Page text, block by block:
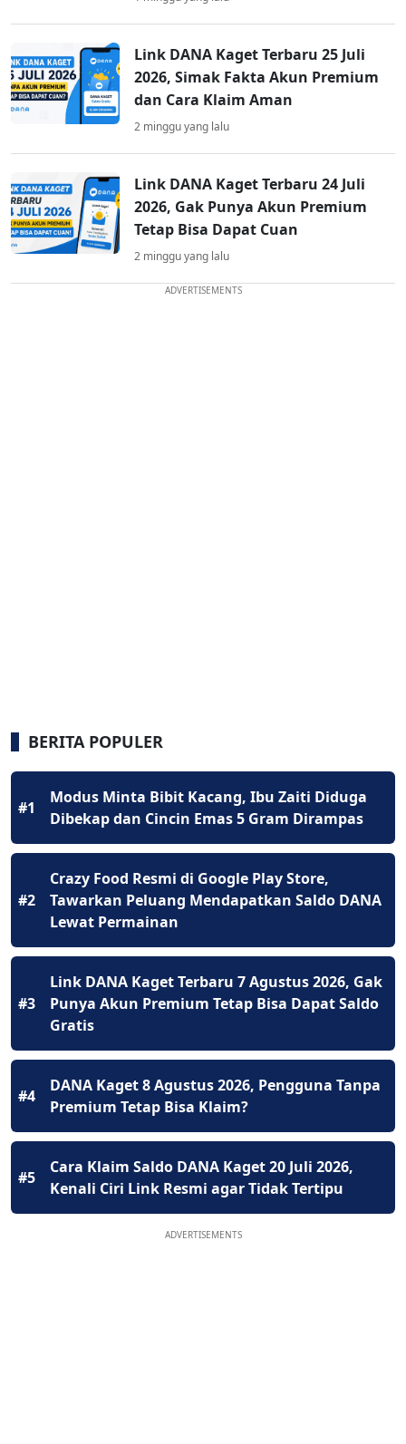
Link DANA Kaget Terbaru 25 Juli
2026, Simak Fakta Akun Premium
dan Cara Klaim Aman
2 minggu yang lalu
Link DANA Kaget Terbaru 24 Juli
2026, Gak Punya Akun Premium
Tetap Bisa Dapat Cuan
2 minggu yang lalu
ADVERTISEMENTS
BERITA POPULER
#1
Modus Minta Bibit Kacang, Ibu Zaiti Diduga
Dibekap dan Cincin Emas 5 Gram Dirampas
#2
Crazy Food Resmi di Google Play Store,
Tawarkan Peluang Mendapatkan Saldo DANA
Lewat Permainan
#3
Link DANA Kaget Terbaru 7 Agustus 2026, Gak
Punya Akun Premium Tetap Bisa Dapat Saldo
Gratis
#4
DANA Kaget 8 Agustus 2026, Pengguna Tanpa
Premium Tetap Bisa Klaim?
#5
Cara Klaim Saldo DANA Kaget 20 Juli 2026,
Kenali Ciri Link Resmi agar Tidak Tertipu
ADVERTISEMENTS